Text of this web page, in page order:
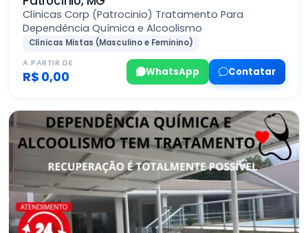
Clínicas Corp (Patrocinio) Tratamento Para
Dependência Química e Alcoolismo
Clínicas Mistas (Masculino e Feminino)
A PARTIR DE
R$ 0,00 WhatsApp Contatar